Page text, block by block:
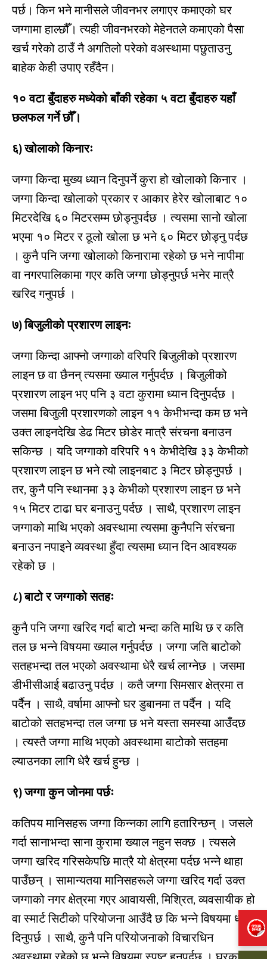
पर्छ। किन भने मानीसले जीवनभर लगाएर कमाएको घर
जग्गामा हाल्छौँ। त्यही जीवनभरको मेहेनतले कमाएको पैसा
खर्च गरेको ठाउँ नै अगतिलो परेको वअस्थामा पछुताउनु
बाहेक केही उपाए रहँदैन।
१० वटा बुँदाहरु मध्येको बाँकी रहेका ५ वटा बुँदाहरु यहाँ
छलफल गर्ने छौँ।
६) खोलाको किनारः
जग्गा किन्दा मुख्य ध्यान दिनुपर्ने कुरा हो खोलाको किनार ।
जग्गा किन्दा खोलाको प्रकार र आकार हेरेर खोलाबाट १०
मिटरदेखि ६० मिटरसम्म छोड्नुपर्दछ । त्यसमा सानो खोला
भएमा १० मिटर र ठूलो खोला छ भने ६० मिटर छोड्नु पर्दछ
। कुनै पनि जग्गा खोलाको किनारामा रहेको छ भने नापीमा
वा नगरपालिकामा गएर कति जग्गा छोड्नुपर्छ भनेर मात्रै
खरिद गनुपर्छ ।
७) बिजुलीको प्रशारण लाइनः
जग्गा किन्दा आफ्नो जग्गाको वरिपरि बिजुलीको प्रशारण
लाइन छ वा छैनन् त्यसमा ख्याल गर्नुपर्दछ । बिजुलीको
प्रशारण लाइन भए पनि ३ वटा कुरामा ध्यान दिनुपर्दछ ।
जसमा बिजुली प्रशारणको लाइन ११ केभीभन्दा कम छ भने
उक्त लाइनदेखि डेढ मिटर छोडेर मात्रै संरचना बनाउन
सकिन्छ । यदि जग्गाको वरिपरि ११ केभीदेखि ३३ केभीको
प्रशारण लाइन छ भने त्यो लाइनबाट ३ मिटर छोड्नुपर्छ ।
तर, कुनै पनि स्थानमा ३३ केभीको प्रशारण लाइन छ भने
१५ मिटर टाढा घर बनाउनु पर्दछ । साथै, प्रशारण लाइन
जग्गाको माथि भएको अवस्थामा त्यसमा कुनैपनि संरचना
बनाउन नपाइने व्यवस्था हुँदा त्यसमा ध्यान दिन आवश्यक
रहेको छ ।
८) बाटो र जग्गाको सतहः
कुनै पनि जग्गा खरिद गर्दा बाटो भन्दा कति माथि छ र कति
तल छ भन्ने विषयमा ख्याल गर्नुपर्दछ । जग्गा जति बाटोको
सतहभन्दा तल भएको अवस्थामा धेरै खर्च लाग्नेछ । जसमा
डीभीसीआई बढाउनु पर्दछ । कतै जग्गा सिमसार क्षेत्रमा त
पर्दैैन । साथै, वर्षामा आफ्नो घर डुबानमा त पर्दैन । यदि
बाटोको सतहभन्दा तल जग्गा छ भने यस्ता समस्या आउँदछ
। त्यस्तै जग्गा माथि भएको अवस्थामा बाटोको सतहमा
ल्याउनका लागि धेरै खर्च हुन्छ ।
९) जग्गा कुन जोनमा पर्छः
कतिपय मानिसहरू जग्गा किन्नका लागि हतारिन्छन् । जसले
गर्दा सानाभन्दा साना कुरामा ख्याल नहुन सक्छ । त्यसले
जग्गा खरिद गरिसकेपछि मात्रै यो क्षेत्रमा पर्दछ भन्ने थाहा
पाउँछन् । सामान्यतया मानिसहरूले जग्गा खरिद गर्दा उक्त
जग्गाको नगर क्षेत्रमा गएर आवायसी, मिश्रित, व्यवसायीक हो
वा स्मार्ट सिटीको परियोजना आउँदै छ कि भन्ने विषयमा ध्यान
दिनुपर्छ । साथै, कुनै पनि परियोजनाको विचारधिन